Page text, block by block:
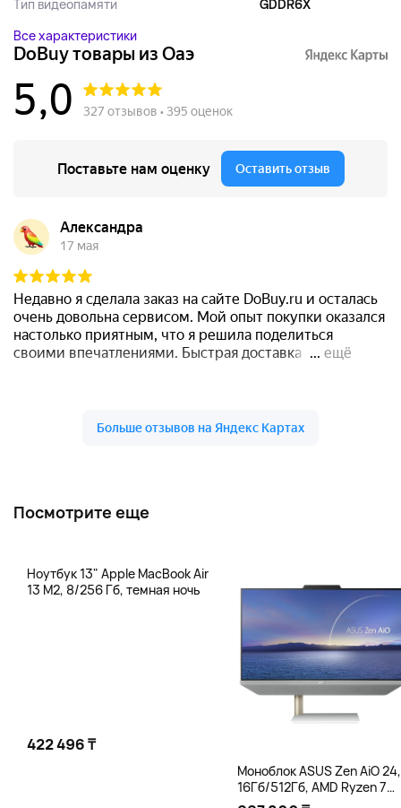
Тип видеопамяти
GDDR6X
Все характеристики
Посмотрите еще
Ноутбук 13" Apple MacBook Air
13 M2, 8/256 Гб, темная ночь
422 496 ₸
Моноблок ASUS Zen AiO 24,
16Гб/512Гб, AMD Ryzen 7
5825U, белый